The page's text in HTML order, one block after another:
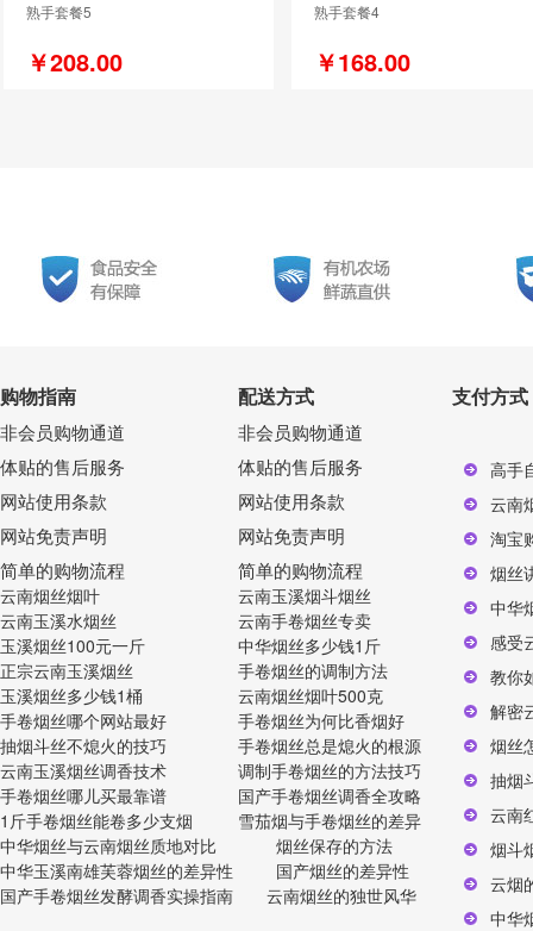
熟手套餐5
￥208.00
熟手套餐4
￥168.00
购物指南
非会员购物通道
体贴的售后服务
网站使用条款
网站免责声明
简单的购物流程
云南烟丝烟叶
云南玉溪水烟丝
玉溪烟丝100元一斤
正宗云南玉溪烟丝
玉溪烟丝多少钱1桶
手卷烟丝哪个网站最好
抽烟斗丝不熄火的技巧
云南玉溪烟丝调香技术
手卷烟丝哪儿买最靠谱
1斤手卷烟丝能卷多少支烟
中华烟丝与云南烟丝质地对比
中华玉溪南雄芙蓉烟丝的差异性
国产手卷烟丝发酵调香实操指南
配送方式
非会员购物通道
体贴的售后服务
网站使用条款
网站免责声明
简单的购物流程
云南玉溪烟斗烟丝
云南手卷烟丝专卖
中华烟丝多少钱1斤
手卷烟丝的调制方法
云南烟丝烟叶500克
手卷烟丝为何比香烟好
手卷烟丝总是熄火的根源
调制手卷烟丝的方法技巧
国产手卷烟丝调香全攻略
雪茄烟与手卷烟丝的差异
烟丝保存的方法
国产烟丝的差异性
云南烟丝的独世风华
支付方式
高手
云南
淘宝
烟丝
中华
感受
教你
解密
烟丝
抽烟
云南
烟斗
云烟
中华